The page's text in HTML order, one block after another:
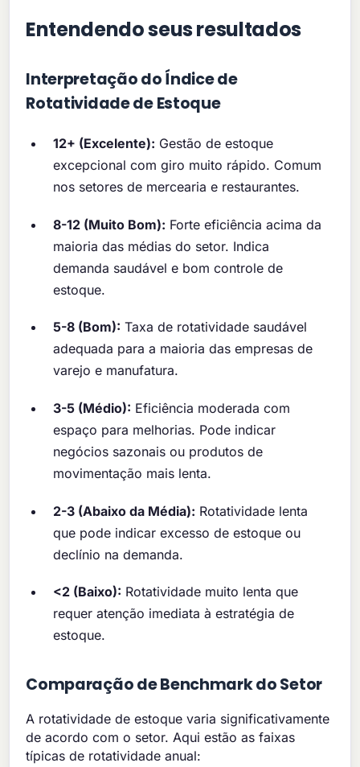
Entendendo seus resultados
Interpretação do Índice de
Rotatividade de Estoque
12+ (Excelente): Gestão de estoque
excepcional com giro muito rápido. Comum
nos setores de mercearia e restaurantes.
8-12 (Muito Bom): Forte eficiência acima da
maioria das médias do setor. Indica
demanda saudável e bom controle de
estoque.
5-8 (Bom): Taxa de rotatividade saudável
adequada para a maioria das empresas de
varejo e manufatura.
3-5 (Médio): Eficiência moderada com
espaço para melhorias. Pode indicar
negócios sazonais ou produtos de
movimentação mais lenta.
2-3 (Abaixo da Média): Rotatividade lenta
que pode indicar excesso de estoque ou
declínio na demanda.
<2 (Baixo): Rotatividade muito lenta que
requer atenção imediata à estratégia de
estoque.
Comparação de Benchmark do Setor
A rotatividade de estoque varia significativamente
de acordo com o setor. Aqui estão as faixas
típicas de rotatividade anual: